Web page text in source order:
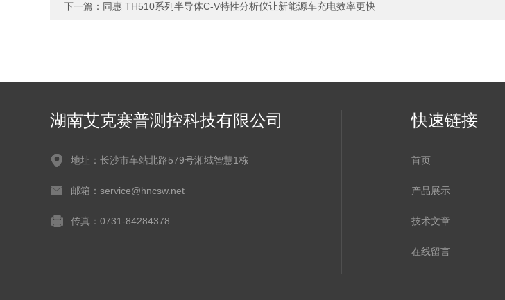
下一篇： 同惠 TH510系列半导体C-V特性分析仪让新能源车充电效率更快
湖南艾克赛普测控科技有限公司
地址：长沙市车站北路579号湘域智慧1栋
邮箱：service@hncsw.net
传真：0731-84284378
快速链接
首页
产品展示
技术文章
在线留言